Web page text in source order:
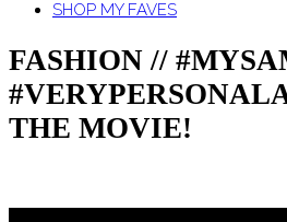
SHOP MY FAVES
FASHION //
THE MOVIE!